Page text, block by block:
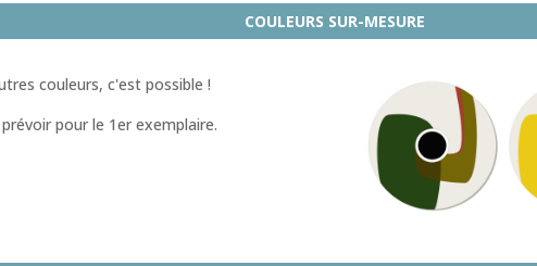
COULEURS SUR-MESURE
couleurs, c'est possible !
pour le 1er exemplaire.